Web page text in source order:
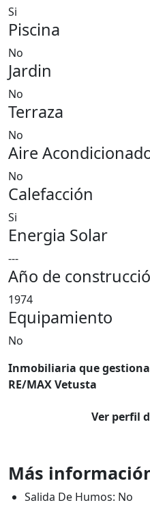
Si
Piscina
No
Jardin
No
Terraza
No
Aire
No
Calefacción
Si
Energia Solar
---
Año de
1974
Equipamiento
No
Inmobiliaria que
RE/MAX Vetusta
Ver perfil
Más
Salida De Humos: No